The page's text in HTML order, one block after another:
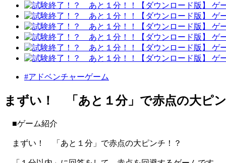
#アドベンチャーゲーム
まずい！ 「あと１分」で赤点の大ピ
■ゲーム紹介
まずい！ 「あと１分」で赤点の大ピンチ！？